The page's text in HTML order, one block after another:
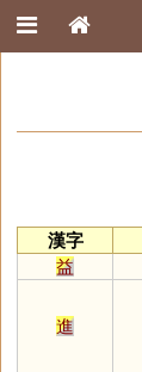
漢字
益
進